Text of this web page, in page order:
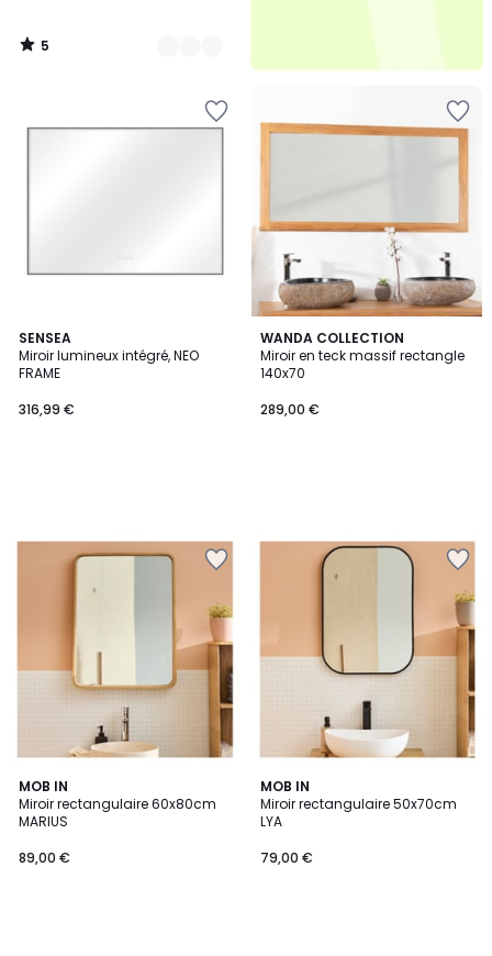
5
/
SENSEA
Miroir lumineux intégré, NEO
FRAME
316,99 €
WANDA COLLECTION
Miroir en teck massif rectangle
140x70
289,00 €
MOB IN
Miroir rectangulaire 60x80cm
MARIUS
89,00 €
MOB IN
Miroir rectangulaire 50x70cm
LYA
79,00 €